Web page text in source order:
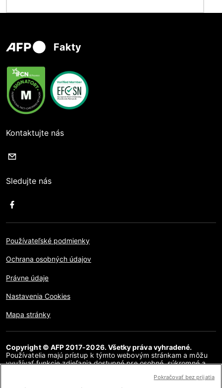
Fakty
Kontaktujte nás
Sledujte nás
Používateľské podmienky
Ochrana osobných údajov
Právne údaje
Nastavenia Cookies
Mapa stránky
Copyright © AFP 2017-2026. Všetky práva vyhradené.
Používatelia majú prístup k týmto webovým stránkam a môžu
využívať funkcie zdieľania dostupné pre osobné, súkromné a
reprodukcia, komunikácia pre verejnosť alebo distribúcia
Pokračovať bez prijatia